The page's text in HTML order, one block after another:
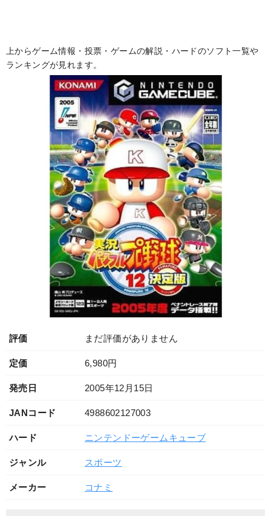
上からゲーム情報・投票・ゲームの解説・ハードのソフト一覧や
ランキングが見れます。
評価 まだ評価がありません
定価 6,980円
発売日 2005年12月15日
JANコード 4988602127003
ハード ニンテンドーゲームキューブ
ジャンル スポーツ
メーカー コナミ